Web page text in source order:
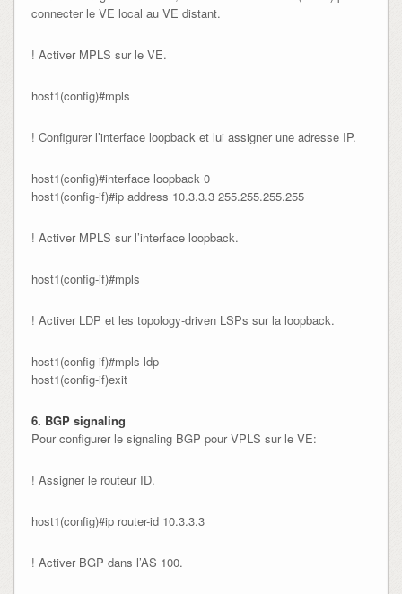
connecter le VE local au VE distant.
! Activer MPLS sur le VE.
host1(config)#mpls
! Configurer l’interface loopback et lui assigner une adresse IP.
host1(config)#interface loopback 0
host1(config-if)#ip address 10.3.3.3 255.255.255.255
! Activer MPLS sur l’interface loopback.
host1(config-if)#mpls
! Activer LDP et les topology-driven LSPs sur la loopback.
host1(config-if)#mpls ldp
host1(config-if)exit
6. BGP signaling
Pour configurer le signaling BGP pour VPLS sur le VE:
! Assigner le routeur ID.
host1(config)#ip router-id 10.3.3.3
! Activer BGP dans l’AS 100.